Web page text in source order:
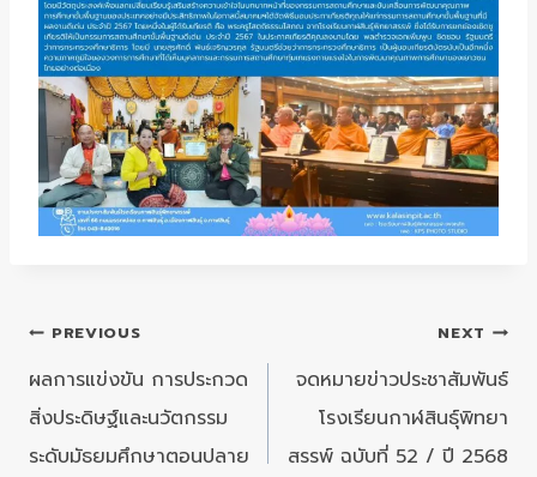
แนะแนว
เรื่อง
PREVIOUS
ผลการแข่งขัน การประกวด
สิ่งประดิษฐ์และนวัตกรรม
ระดับมัธยมศึกษาตอนปลาย
NEXT
จดหมายข่าวประชาสัมพันธ์
โรงเรียนกาฬสินธุ์พิทยา
สรรพ์ ฉบับที่ 52 / ปี 2568